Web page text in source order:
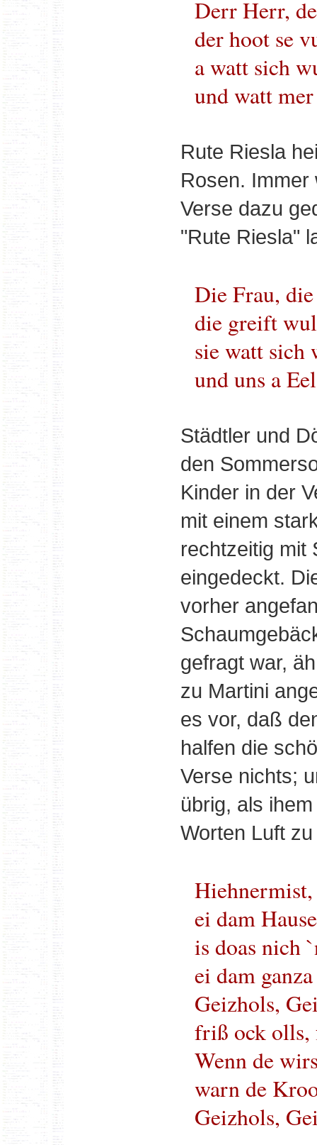
Derr Herr,
der hoot se
a watt sich
und watt
Rute Riesla
Rosen. Immer
Verse dazu
"Rute Riesla"
Die Frau,
die greift
sie watt sich
und uns a
Städtler und
den
Kinder in der
mit einem
rechtzeitig mit
eingedeckt.
vorher
gefragt war,
zu Martini
es vor, daß
halfen die
Verse nichts;
übrig, als
Worten Luft
ei dam
is doas nich
ei dam
Geizhols,
friß ock
Wenn de
warn de
Geizhols,